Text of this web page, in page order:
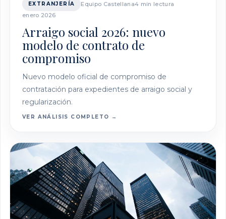
EXTRANJERÍA Equipo Castellana4 min lectura
enero 2026
Arraigo social 2026: nuevo
modelo de contrato de
compromiso
Nuevo modelo oficial de compromiso de
contratación para expedientes de arraigo social y
regularización.
VER ANÁLISIS COMPLETO →